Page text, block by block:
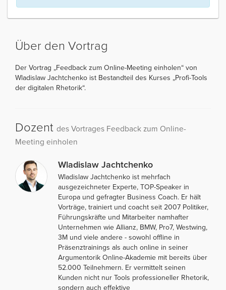
Über den Vortrag
Der Vortrag „Feedback zum Online-Meeting einholen“ von
Wladislaw Jachtchenko ist Bestandteil des Kurses „Profi-Tools
der digitalen Rhetorik“.
Dozent des Vortrages Feedback zum Online-
Meeting einholen
Wladislaw Jachtchenko
Wladislaw Jachtchenko ist mehrfach
ausgezeichneter Experte, TOP-Speaker in
Europa und gefragter Business Coach. Er hält
Vorträge, trainiert und coacht seit 2007 Politiker,
Führungskräfte und Mitarbeiter namhafter
Unternehmen wie Allianz, BMW, Pro7, Westwing,
3M und viele andere - sowohl offline in
Präsenztrainings als auch online in seiner
Argumentorik Online-Akademie mit bereits über
52.000 Teilnehmern. Er vermittelt seinen
Kunden nicht nur Tools professioneller Rhetorik,
sondern auch effektive